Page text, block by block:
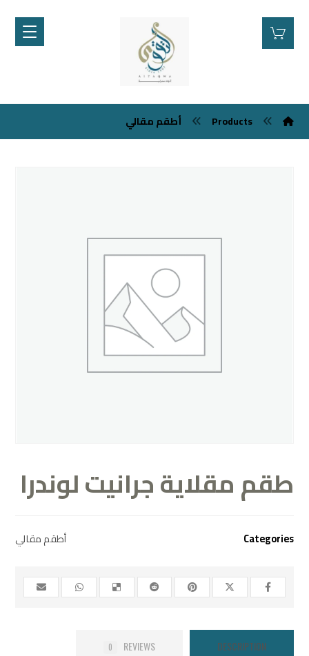
Products أطقم مقالي
طقم مقلاية جرانيت لوندرا
Categories أطقم مقالي
DESCRIPTION
REVIEWS
0